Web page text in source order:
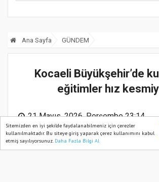
Sitemizden en iyi şekilde faydalanabilmeniz için çerezler
kullanılmaktadır. Bu siteye giriş yaparak çerez kullanımını kabul
etmiş sayılıyorsunuz. Daha Fazla Bilgi Al
Ana Sayfa GÜNDEM
Kocaeli Büyükşehir’de
eğitimler hız
21 Mayıs, 2026, Perşembe 23:14
Ana Sayfa Web TV